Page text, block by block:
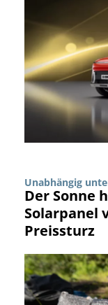
Unabhängig
Der Sonne
Solarpanel
Preissturz